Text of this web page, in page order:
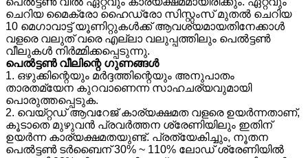
ചെറിയ മൈക്രോ ഹൈഡ്രോ സിസ്റ്റംസ് മുതൽ ചെറിയ
10 മെഗാവാട്ട് യൂണിറ്റുകൾക്ക് ആവശ്യമായതിനേക്കാൾ
വളരെ വലുത് വരെ എല്ലാ വലുപ്പത്തിലും പെൽട്ടൺ
വീലുകൾ നിർമ്മിക്കപ്പെടുന്നു.
പെൽട്ടൺ വീലിന്റെ ഗുണങ്ങൾ
1. ഒഴുക്കിന്റെയും മർദ്ദത്തിന്റെയും അനുപാതം
താരതമ്യേന കുറവാണെന്ന സാഹചര്യവുമായി
പൊരുത്തപ്പെടുക.
2. വെയ്റ്റഡ് ആവറേജ് കാര്യക്ഷമത വളരെ ഉയർന്നതാണ്,
കൂടാതെ മുഴുവൻ പ്രവർത്തന ശ്രേണിയിലും ഇതിന്
ഉയർന്ന കാര്യക്ഷമതയുണ്ട്. പ്രത്യേകിച്ചും, നൂതന
പെൽട്ടൺ ടർബൈന് 30% ~ 110% ലോഡ് ശ്രേണിയിൽ